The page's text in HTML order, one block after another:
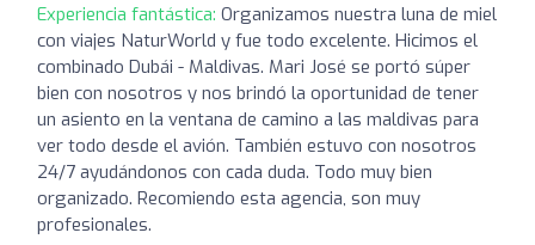
Experiencia fantástica: Organizamos nuestra luna de miel
con viajes NaturWorld y fue todo excelente. Hicimos el
combinado Dubái - Maldivas. Mari José se portó súper
bien con nosotros y nos brindó la oportunidad de tener
un asiento en la ventana de camino a las maldivas para
ver todo desde el avión. También estuvo con nosotros
24/7 ayudándonos con cada duda. Todo muy bien
organizado. Recomiendo esta agencia, son muy
profesionales.